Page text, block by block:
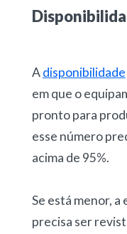
Adisponibilidade
em que o
pronto para
esse número
acima de 95%.
Se está menor,
precisa ser